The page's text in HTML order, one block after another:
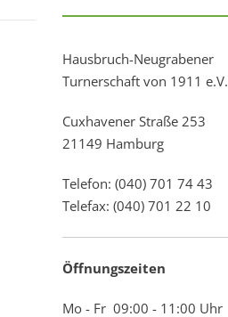
Hausbruch-Neugrabener
Turnerschaft von 1911 e.V.
Cuxhavener Straße 253
21149 Hamburg
Telefon: (040) 701 74 43
Telefax: (040) 701 22 10
Öffnungszeiten
Mo - Fr 09:00 - 11:00 Uhr